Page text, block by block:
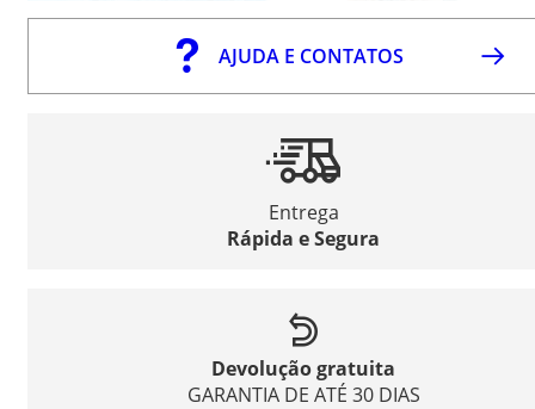
AJUDA E CONTATOS
Entrega
Rápida e Segura
Devolução gratuita
GARANTIA DE ATÉ 30 DIAS